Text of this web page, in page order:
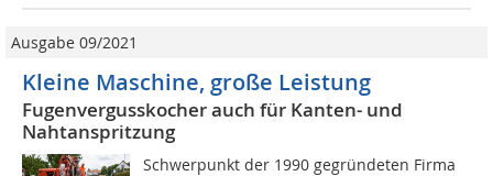
Ausgabe 09/2021
Kleine Maschine, große Leistung
Fugenvergusskocher auch für Kanten- und
Nahtanspritzung
Schwerpunkt der 1990 gegründeten Firma